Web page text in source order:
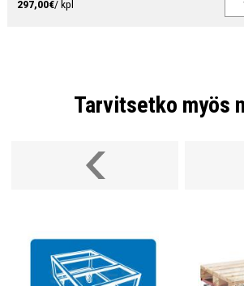
297,00€/ kpl
Tarvitsetko myös